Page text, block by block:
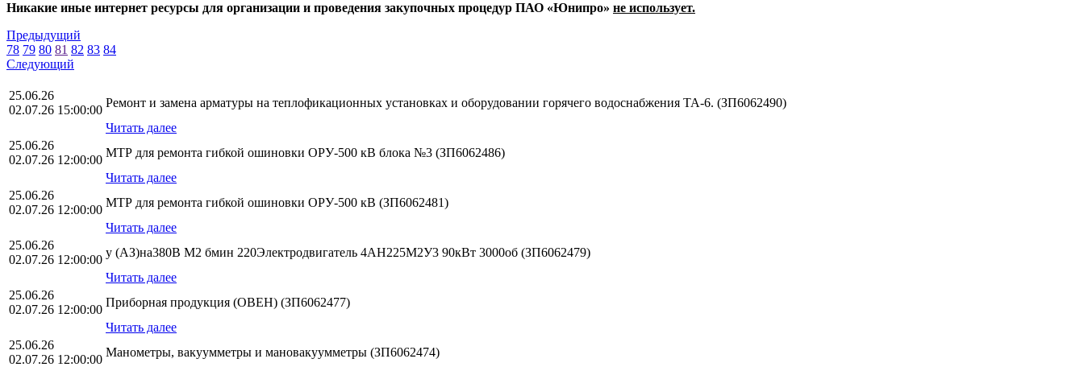
Никакие иные интернет ресурсы для организации и проведения закупочных процедур ПАО «Юнипро» не использует.
Предыдущий
78 79 80 81 82 83 84
Следующий
25.06.26
02.07.26 15:00:00
Ремонт и замена арматуры на теплофикационных установках и оборудовании горячего водоснабжения ТА-6. (ЗП6062490)
Читать далее
25.06.26
02.07.26 12:00:00
МТР для ремонта гибкой ошиновки ОРУ-500 кВ блока №3 (ЗП6062486)
Читать далее
25.06.26
02.07.26 12:00:00
МТР для ремонта гибкой ошиновки ОРУ-500 кВ (ЗП6062481)
Читать далее
25.06.26
02.07.26 12:00:00
у (АЗ)на380В М2 бмин 220Электродвигатель 4АН225М2У3 90кВт 3000об (ЗП6062479)
Читать далее
25.06.26
02.07.26 12:00:00
Приборная продукция (ОВЕН) (ЗП6062477)
Читать далее
25.06.26
02.07.26 12:00:00
Манометры, вакуумметры и мановакуумметры (ЗП6062474)